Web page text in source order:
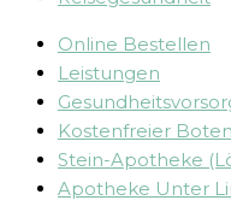
Online Bestellen
Leistungen
Kostenfreier
Stein-Apotheke
Apotheke Unter